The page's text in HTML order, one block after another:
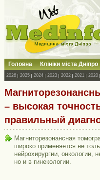
Головна Клініки міста Дніпро
2026 2025 2024 2023 2022 2021 2020
– высокая
правильный
Магниторезонансная
широко применяется не
нейрохирургии, онкологии,
но и в гинекологии.